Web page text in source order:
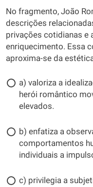
No fragmento, João
descrições
privações cotidianas e
enriquecimento. Essa
aproxima-se da
a) valoriza a
herói romântico
elevados.
b) enfatiza a
comportamentos
individuais a
c) privilegia a